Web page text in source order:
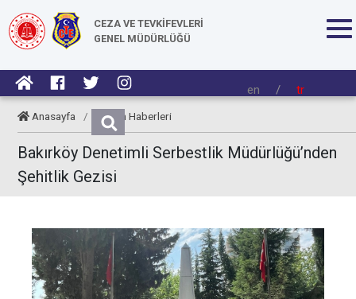
CEZA VE TEVKİFEVLERİ
GENEL MÜDÜRLÜĞÜ
en / tr
Anasayfa / Kurum Haberleri
Bakırköy Denetimli Serbestlik Müdürlüğü’nden
Şehitlik Gezisi